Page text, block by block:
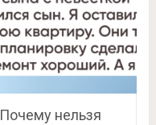
Почему нельзя